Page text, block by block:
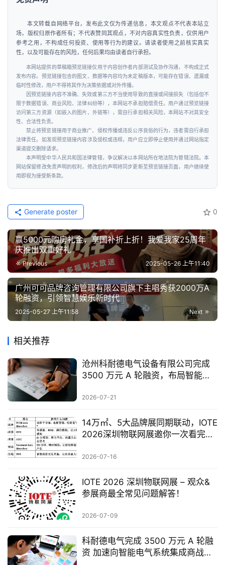
本文转载自网络平台，发布此文仅为传递信息，本文观点不代表本站立
场，版权归原作者所有；不代表赞同其观点，不对内容真实性负责，仅供用户
参考之用，不构成任何投资、使用等行为的建议。请读者使用之前核实真实
性，以及可能存在的风险，任何后果均由读者自行承担。
本网站提供的草稿箱预览链接仅用于内容创作者内部测试及协作沟通，不构成正式
发布内容。预览链接包含的图文、数据等内容均为未定稿版本，可能存在错误、遗漏或
临时性修改，用户不得将其作为决策依据或对外传播。
因预览链接内容不准确、失效或第三方不当使用导致的直接或间接损失（包括但不
限于数据错误、商业风险、法律纠纷等），本网站不承担赔偿责任。用户通过预览链接
访问第三方资源（如嵌入的图片、外链等），需自行承担相关风险，本网站不对其安全
性、合法性负责。
禁止将预览链接用于商业推广、侵权传播或违反公序良俗的行为，违者需自行承担
法律责任。如发现预览链接内容涉及侵权或违规，用户应立即停止使用并通过网站指定
渠道提交删除请求。
本声明受中华人民共和国法律管辖，争议解决以本网站所在地法院为管辖法院。本
网站保留修改免责声明的权利，修改后的声明将同步更新至预览链接页面，用户继续使
用即视为接受新条款。
0
Generate poster
赢5000元购房礼金，享国补折上折！我爱我家25周年
庆推出双重好礼
Previous 2025-05-26 上午11:40
广州可可品牌咨询管理有限公司旗下主唱秀获2000万A
轮融资，引领智慧娱乐新时代
Next
2025-05-27 上午11:58
相关推荐
沧州科耐德电气设备有限公司完成
3500 万元 A 轮融资，布局智能配
2026-07-21
14万㎡、5大品牌展同期联动，IOTE
2026深圳物联网展邀你一次看完全
2026-07-16
IOTE 2026 深圳物联网展 – 观众&
参展商最全常见问题解答！
2026-07-09
科耐德电气完成 3500 万元 A 轮融
资 加速向智能电气系统集成商战略